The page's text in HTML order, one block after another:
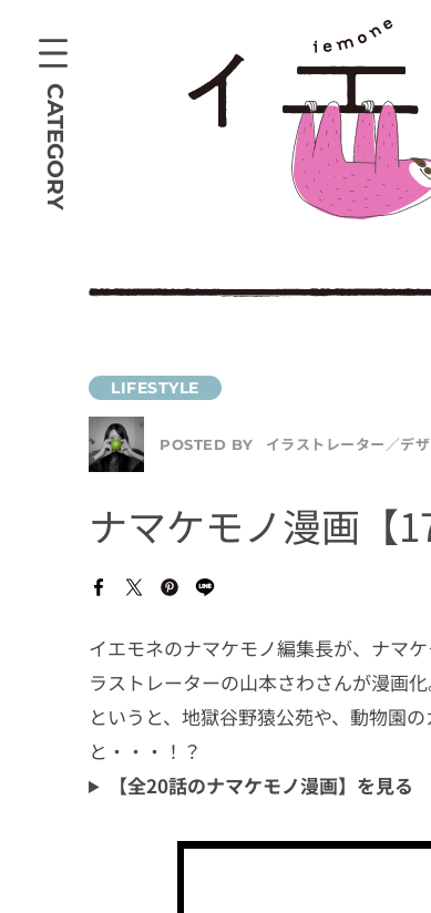
CATEGORY
POSTED BY イラストレーター／デ
ナマケモノ漫画【
イエモネのナマケモノ編集長が、ナマ
ラストレーターの山本さわさんが漫画
というと、地獄谷野猿公苑や、動物園
と・・・！？
【全20話のナマケモノ漫画】を見る